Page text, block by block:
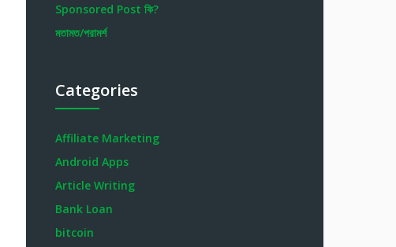
Sponsored Post কি?
মতামত/পরামর্শ
Categories
Affiliate Marketing
Android Apps
Article Writing
Bank Loan
bitcoin